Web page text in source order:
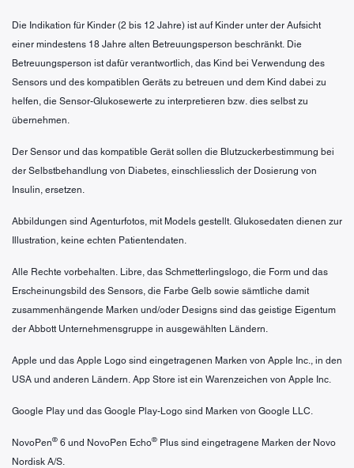
Die Indikation für Kinder (2 bis 12 Jahre) ist auf Kinder unter der Aufsicht
einer mindestens 18 Jahre alten Betreuungsperson beschränkt. Die
Betreuungsperson ist dafür verantwortlich, das Kind bei Verwendung des
Sensors und des kompatiblen Geräts zu betreuen und dem Kind dabei zu
helfen, die Sensor-Glukosewerte zu interpretieren bzw. dies selbst zu
übernehmen.
Der Sensor und das kompatible Gerät sollen die Blutzuckerbestimmung bei
der Selbstbehandlung von Diabetes, einschliesslich der Dosierung von
Insulin, ersetzen.
Abbildungen sind Agenturfotos, mit Models gestellt. Glukosedaten dienen zur
Illustration, keine echten Patientendaten.
Alle Rechte vorbehalten. Libre, das Schmetterlingslogo, die Form und das
Erscheinungsbild des Sensors, die Farbe Gelb sowie sämtliche damit
zusammenhängende Marken und/oder Designs sind das geistige Eigentum
der Abbott Unternehmensgruppe in ausgewählten Ländern.
Apple und das Apple Logo sind eingetragenen Marken von Apple Inc., in den
USA und anderen Ländern. App Store ist ein Warenzeichen von Apple Inc.
Google Play und das Google Play-Logo sind Marken von Google LLC.
NovoPen® 6 und NovoPen Echo® Plus sind eingetragene Marken der Novo
Nordisk A/S.